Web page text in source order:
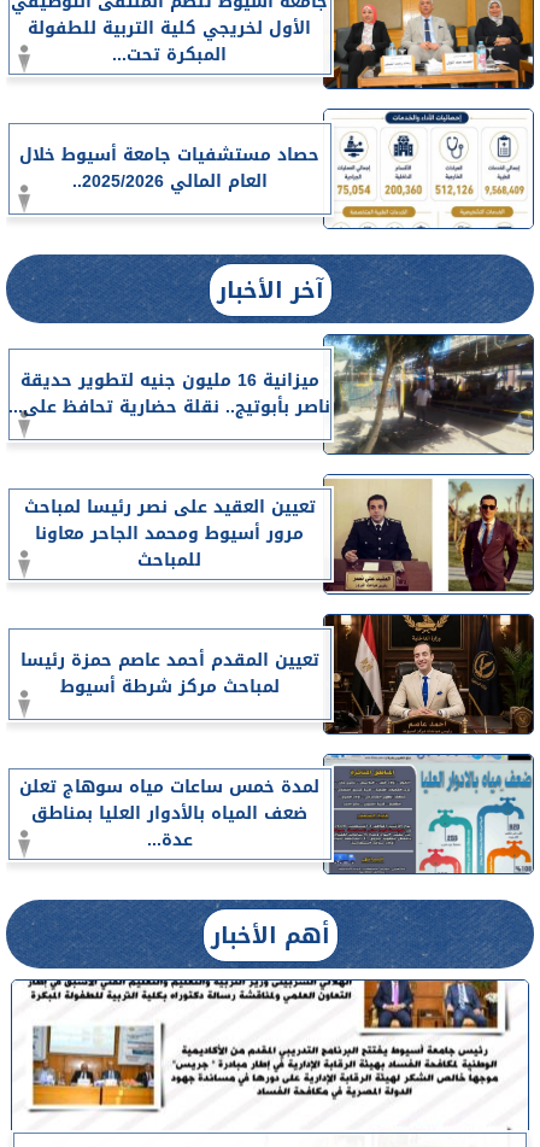
الأول لخريجي كلية التربية للطفولة
المبكرة تحت...
حصاد مستشفيات جامعة أسيوط خلال
العام المالي 2025/2026..
آخر الأخبار
ميزانية 16 مليون جنيه لتطوير حديقة
ناصر بأبوتيج.. نقلة حضارية تحافظ على...
تعيين العقيد على نصر رئيسا لمباحث
مرور أسيوط ومحمد الجاحر معاونا
للمباحث
تعيين المقدم أحمد عاصم حمزة رئيسا
لمباحث مركز شرطة أسيوط
لمدة خمس ساعات مياه سوهاج تعلن
ضعف المياه بالأدوار العليا بمناطق
عدة...
أهم الأخبار